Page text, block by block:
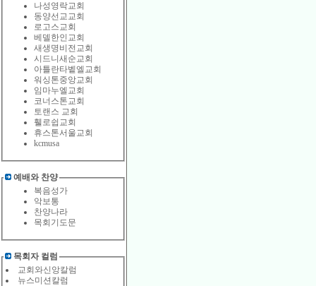
나성영락교회
동양선교교회
로고스교회
베델한인교회
새생명비전교회
시드니새순교회
아틀란타벹엘교회
워싱톤중앙교회
임마누엘교회
코너스톤교회
토랜스 교회
휄로쉽교회
휴스톤서울교회
kcmusa
예배와 찬양
복음성가
악보통
찬양나라
목회기도문
목회자 컬럼
교회와신앙칼럼
뉴스미션칼럼